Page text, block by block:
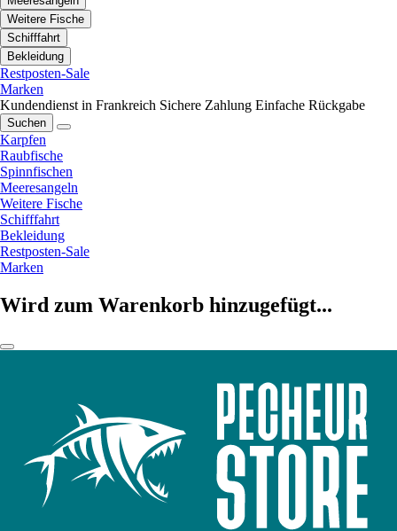
Weitere Fische
Schifffahrt
Bekleidung
Restposten-Sale
Marken
Kundendienst in Frankreich Sichere Zahlung Einfache Rückgabe
Suchen
Karpfen
Raubfische
Spinnfischen
Meeresangeln
Weitere Fische
Schifffahrt
Bekleidung
Restposten-Sale
Marken
Wird zum Warenkorb hinzugefügt...